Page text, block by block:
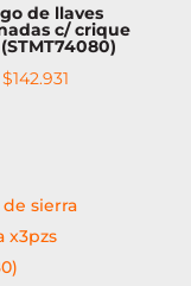
de llaves
c/ crique
$142.931